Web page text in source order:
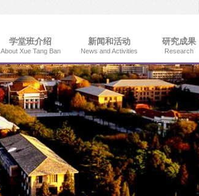
学堂班介绍
About Xue Tang Ban
新闻和活动
News and Activities
研究成果
Research